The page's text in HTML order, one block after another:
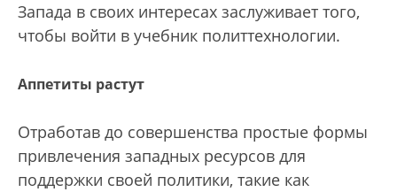
Запада в своих интересах заслуживает того,
чтобы войти в учебник политтехнологии.
Аппетиты растут
Отработав до совершенства простые формы
привлечения западных ресурсов для
поддержки своей политики, такие как